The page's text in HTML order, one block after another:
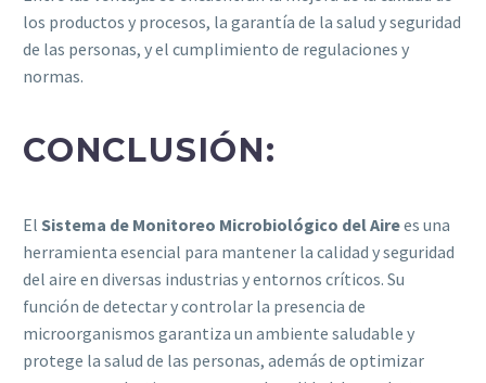
los productos y procesos, la garantía de la salud y seguridad
de las personas, y el cumplimiento de regulaciones y
normas.
CONCLUSIÓN:
El Sistema de Monitoreo Microbiológico del Airees una
herramienta esencial para mantener la calidad y seguridad
del aire en diversas industrias y entornos críticos. Su
función de detectar y controlar la presencia de
microorganismos garantiza un ambiente saludable y
protege la salud de las personas, además de optimizar